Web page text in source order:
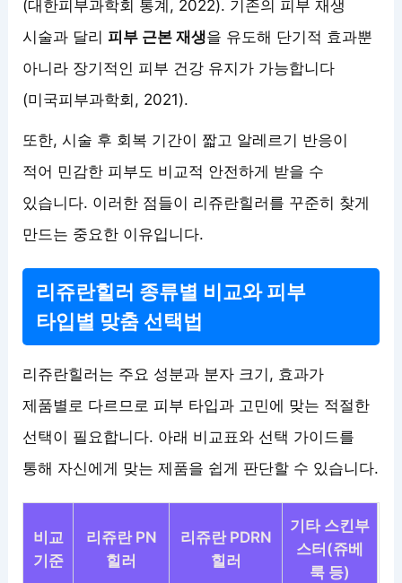
(대한피부과학회 통계, 2022). 기존의 피부 재생
시술과 달리 피부 근본 재생을 유도해 단기적 효과뿐
아니라 장기적인 피부 건강 유지가 가능합니다
(미국피부과학회, 2021).
또한, 시술 후 회복 기간이 짧고 알레르기 반응이
적어 민감한 피부도 비교적 안전하게 받을 수
있습니다. 이러한 점들이 리쥬란힐러를 꾸준히 찾게
만드는 중요한 이유입니다.
리쥬란힐러 종류별 비교와 피부
타입별 맞춤 선택법
리쥬란힐러는 주요 성분과 분자 크기, 효과가
제품별로 다르므로 피부 타입과 고민에 맞는 적절한
선택이 필요합니다. 아래 비교표와 선택 가이드를
통해 자신에게 맞는 제품을 쉽게 판단할 수 있습니다.
비교
기준
리쥬란 PN
힐러
리쥬란 PDRN
힐러
기타 스킨부
스터(쥬베
룩 등)